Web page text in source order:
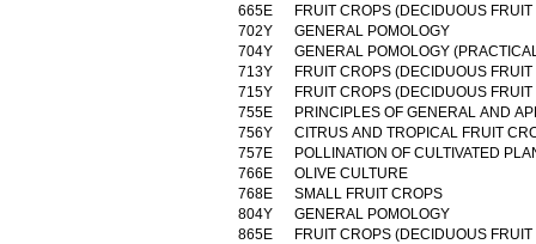
665Ε
FRUIT CROPS (DECIDUOUS
702Υ
GENERAL POMOLOGY
704Υ
GENERAL POMOLOGY
713Υ
FRUIT CROPS (DECIDUOUS
715Υ
FRUIT CROPS (DECIDUOUS
755Ε
PRINCIPLES OF GENERAL AND
756Υ
CITRUS AND TROPICAL FRUIT
757Ε
POLLINATION OF CULTIVATED
766Ε
OLIVE CULTURE
768Ε
SMALL FRUIT CROPS
804Υ
GENERAL POMOLOGY
865Ε
FRUIT CROPS (DECIDUOUS